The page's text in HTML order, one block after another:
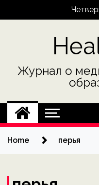
Журнал о
Home перья